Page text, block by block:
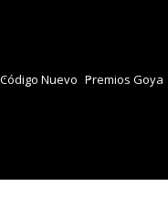
Código Nuevo Premios Goya